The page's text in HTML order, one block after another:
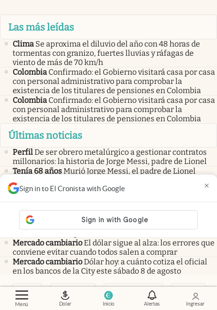
Menú Dolar Inicio Alertas Ingresar
Sign in to El Cronista with Google ×
Las más leídas
Clima Se aproxima el diluvio del año con 48 horas de
tormentas con granizo, fuertes lluvias y ráfagas de
viento de más de 70 km/h
Colombia Confirmado: el Gobierno visitará casa por casa
con personal administrativo para comprobar la
existencia de los titulares de pensiones en Colombia
Colombia Confirmado: el Gobierno visitará casa por casa
con personal administrativo para comprobar la
existencia de los titulares de pensiones en Colombia
Últimas noticias
PerfilDe ser obrero metalúrgico a gestionar contratos
millonarios: la historia de Jorge Messi, padre de Lionel
Tenía 68 añosMurió Jorge Messi, el padre de Lionel
Marina mercante
malestar en el Congreso y presión de las navieras
Mercados
Dólar hoy y dólar blue hoy: cuál es la cotización
Mercado cambiarioEl dólar sigue al alza: los errores que
conviene evitar cuando todos salen a comprar
Mercado cambiarioDólar hoy: a cuánto cotiza el oficial
en los bancos de la City este sábado 8 de agosto
Dólar Dólar Blue Criptomonedas Bitcoin